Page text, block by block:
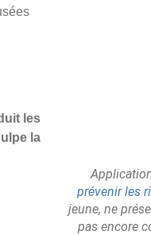
les
la
prévenir les
jeune, ne
pas encore